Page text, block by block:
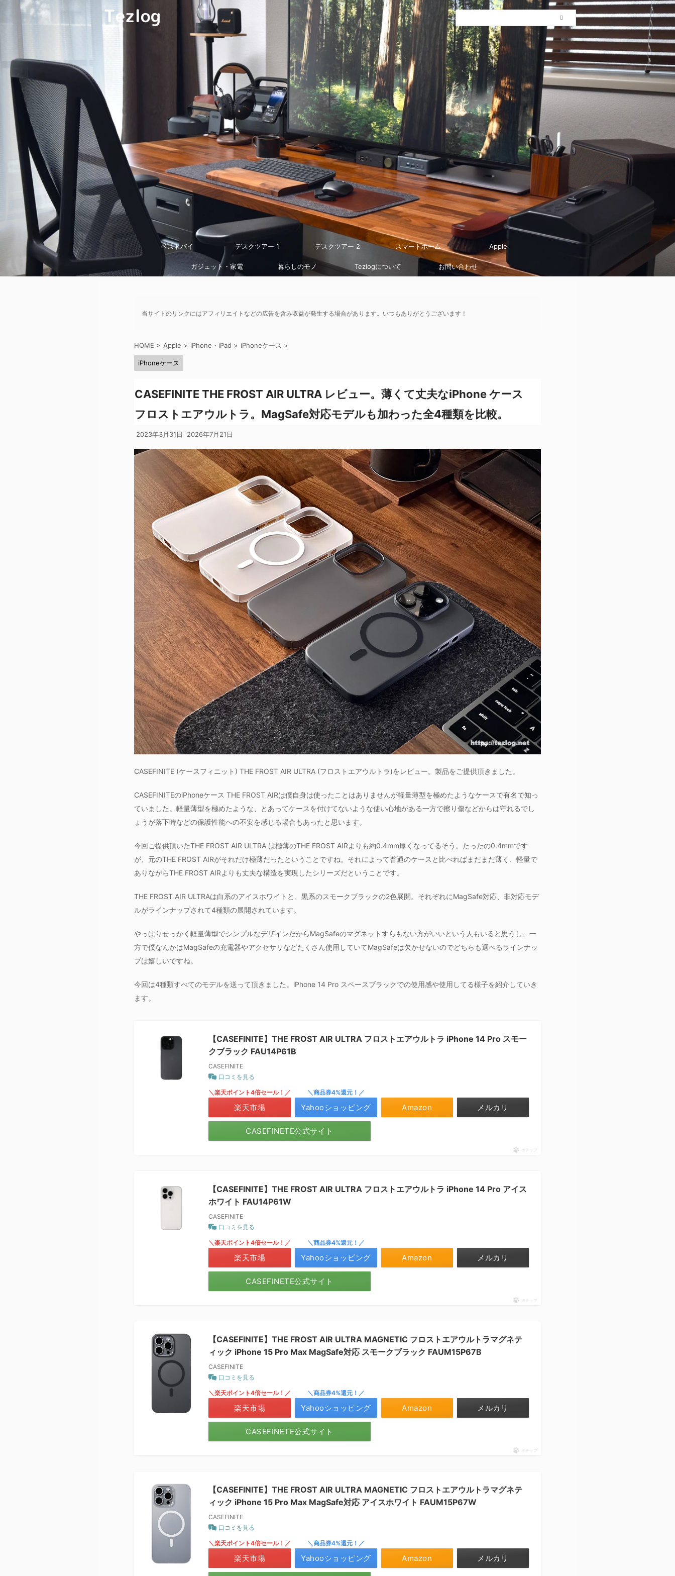
ベストバイ デスクツアー 1 デスクツアー 2 スマートホーム Apple
ガジェット・家電 暮らしのモノ Tezlogについて お問い合わせ
当サイトのリンクにはアフィリエイトなどの広告を含み収益が発生する場合があります。いつもありがとうございます！
HOME > Apple > iPhone・iPad > iPhoneケース >
iPhoneケース
CASEFINITE THE FROST AIR ULTRA レビュー。薄くて丈夫なiPhone ケース
フロストエアウルトラ。MagSafe対応モデルも加わった全4種類を比較。
2023年3月31日 2026年7月21日
CASEFINITE (ケースフィニット) THE FROST AIR ULTRA (フロストエアウルトラ)をレビュー。製品をご提供頂きました。
CASEFINITEのiPhoneケース THE FROST AIRは僕自身は使ったことはありませんが軽量薄型を極めたようなケースで有名で知っ
ていました。軽量薄型を極めたような、とあってケースを付けてないような使い心地がある一方で擦り傷などからは守れるでし
ょうが落下時などの保護性能への不安を感じる場合もあったと思います。
今回ご提供頂いたTHE FROST AIR ULTRA は極薄のTHE FROST AIRよりも約0.4mm厚くなってるそう。たったの0.4mmです
が、元のTHE FROST AIRがそれだけ極薄だったということですね。それによって普通のケースと比べればまだまだ薄く、軽量で
ありながらTHE FROST AIRよりも丈夫な構造を実現したシリーズだということです。
THE FROST AIR ULTRAは白系のアイスホワイトと、黒系のスモークブラックの2色展開。それぞれにMagSafe対応、非対応モデ
ルがラインナップされて4種類の展開されています。
やっぱりせっかく軽量薄型でシンプルなデザインだからMagSafeのマグネットすらもない方がいいという人もいると思うし、一
方で僕なんかはMagSafeの充電器やアクセサリなどたくさん使用していてMagSafeは欠かせないのでどちらも選べるラインナッ
プは嬉しいですね。
今回は4種類すべてのモデルを送って頂きました。iPhone 14 Pro スペースブラックでの使用感や使用してる様子を紹介していき
ます。
【CASEFINITE】THE FROST AIR ULTRA フロストエアウルトラ iPhone 14 Pro スモー
クブラック FAU14P61B
CASEFINITE
口コミを見る
Amazon
＼楽天ポイント4倍セール！／
楽天市場
＼商品券4%還元！／
Yahooショッピング メルカリ
CASEFINETE公式サイト
ポチップ
【CASEFINITE】THE FROST AIR ULTRA フロストエアウルトラ iPhone 14 Pro アイス
ホワイト FAU14P61W
CASEFINITE
口コミを見る
Amazon
＼楽天ポイント4倍セール！／
楽天市場
＼商品券4%還元！／
Yahooショッピング メルカリ
CASEFINETE公式サイト
ポチップ
【CASEFINITE】THE FROST AIR ULTRA MAGNETIC フロストエアウルトラマグネテ
ィック iPhone 15 Pro Max MagSafe対応 スモークブラック FAUM15P67B
CASEFINITE
口コミを見る
Amazon
＼楽天ポイント4倍セール！／
楽天市場
＼商品券4%還元！／
Yahooショッピング メルカリ
CASEFINETE公式サイト
ポチップ
【CASEFINITE】THE FROST AIR ULTRA MAGNETIC フロストエアウルトラマグネテ
ィック iPhone 15 Pro Max MagSafe対応 アイスホワイト FAUM15P67W
CASEFINITE
口コミを見る
Amazon
＼楽天ポイント4倍セール！／
楽天市場
＼商品券4%還元！／
Yahooショッピング メルカリ